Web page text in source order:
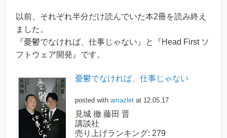
以前、それぞれ半分だけ読んでいた本2冊を読み終え
ました。
『憂鬱でなければ、仕事じゃない』と『Head First ソ
フトウェア開発』です。
憂鬱でなければ、仕事じゃない
posted with amazlet at 12.05.17
見城 徹 藤田 晋
講談社
売り上げランキング: 279